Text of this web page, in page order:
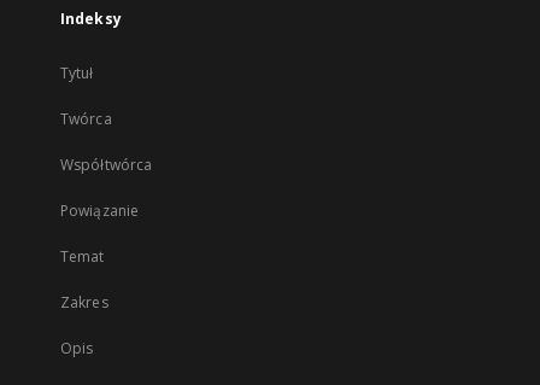
Indeksy
Tytuł
Twórca
Współtwórca
Powiązanie
Temat
Zakres
Opis